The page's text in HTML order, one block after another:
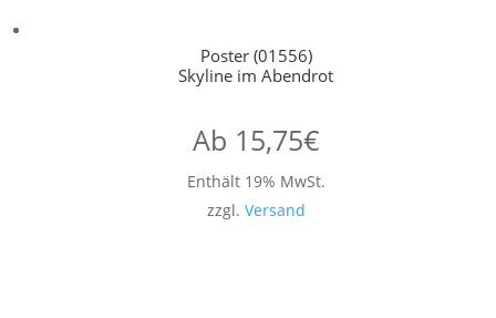
Poster (01556)
Skyline im Abendrot
Ab 15,75€
Enthält 19% MwSt.
zzgl. Versand